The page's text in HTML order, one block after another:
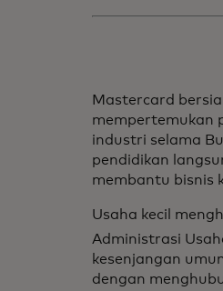
Mastercard
mempertemukan
industri selama
pendidikan
membantu bisnis
Usaha kecil
Administrasi
kesenjangan
dengan